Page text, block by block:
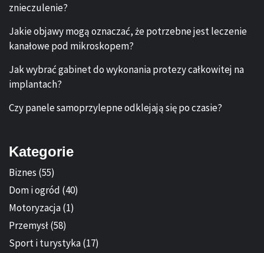
znieczulenie?
Jakie objawy mogą oznaczać, że potrzebne jest leczenie
kanałowe pod mikroskopem?
Jak wybrać gabinet do wykonania protezy całkowitej na
implantach?
Czy panele samoprzylepne odklejają się po czasie?
Kategorie
Biznes (55)
Dom i ogród (40)
Motoryzacja(1)
Przemysł(58)
Sport i turystyka(17)